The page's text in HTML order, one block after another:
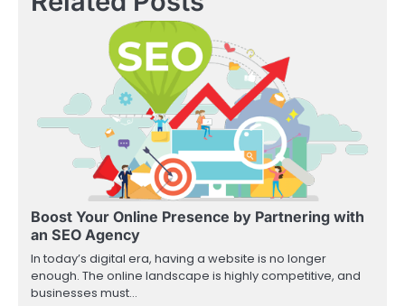
Boost Your Online Presence by Partnering with
an SEO Agency
In today’s digital era, having a website is no longer
enough. The online landscape is highly competitive, and
businesses must…